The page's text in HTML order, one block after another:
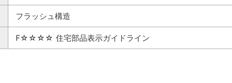
フラッシュ構造
F☆☆☆☆ 住宅部品表示ガイドライン